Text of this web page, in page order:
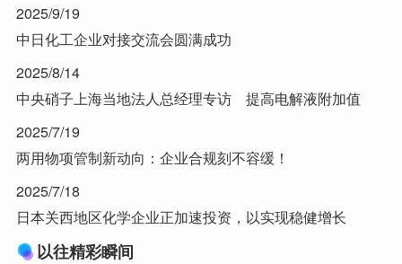
2025/9/19
中日化工企业对接交流会圆满成功
2025/8/14
中央硝子上海当地法人总经理专访 提高电解液附加值
2025/7/19
两用物项管制新动向：企业合规刻不容缓！
2025/7/18
日本关西地区化学企业正加速投资，以实现稳健增长
以往精彩瞬间